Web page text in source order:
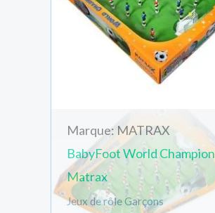
Marque: MATRAX
BabyFoot World Champion
Matrax
Jeux de rôle Garçons